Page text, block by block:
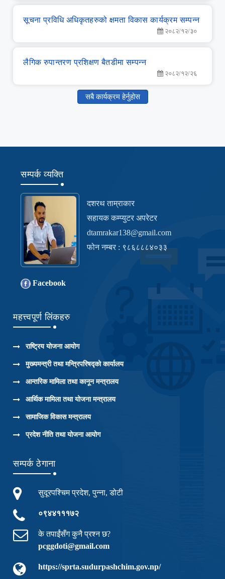
सूचना प्रविधि अधिकृतहरुको क्षमता विकास कार्यक्रम सम्‍पन्‍न
२०८२/१२/३०
लै‌गिक रुपान्‍तरण प्रशिक्षण बैतडीमा सम्‍पन्‍न
२०८२/१२/२६
सबै कार्यक्रम हेर्नुहोस
सम्पर्क व्यक्ति
दशरथ ताम्राकार
सहायक कम्प्युटर अपरेटर
dtamrakar138@gmail.com
फोन नम्बर : ९८६८८८४०३३
Facebook
महत्त्वपूर्ण लिंकहरु
राष्ट्रिय योजना आयोग
मुख्यमन्त्री तथा मन्त्रिपरिषद्को कार्यालय
आन्तरिक मामिला तथा कानून मन्त्रालय
आर्थिक मामिला तथा योजना मन्त्रालय
सामाजिक विकास मन्त्रालय
प्रदेश नीति तथा योजना आयोग
सम्पर्क ठेगाना
सुदूरपश्चिम प्रदेश, पुन्ना, डोटी
०९४४१११७२
के तपाईंसँग कुनै प्रश्न छ?
pcggdoti@gmail.com
https://sprta.sudurpashchim.gov.np/